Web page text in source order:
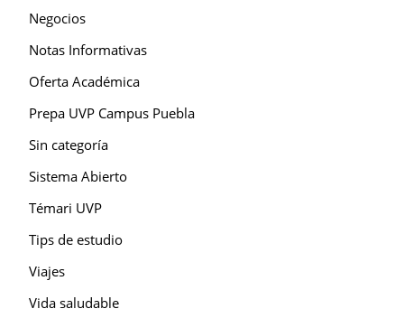
Negocios
Notas Informativas
Oferta Académica
Prepa UVP Campus Puebla
Sin categoría
Sistema Abierto
Témari UVP
Tips de estudio
Viajes
Vida saludable